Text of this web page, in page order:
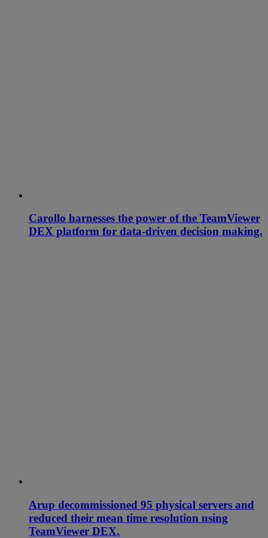
Carollo harnesses the power of the TeamViewer
DEX platform for data-driven decision making.
Arup decommissioned 95 physical servers and
reduced their mean time resolution using
TeamViewer DEX.